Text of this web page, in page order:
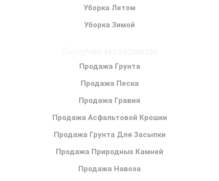
Уборка Летом
Уборка Зимой
Продажа Грунта
Продажа Песка
Продажа Гравия
Продажа Асфальтовой Крошки
Продажа Грунта Для Засыпки
Продажа Природных Камней
Продажа Навоза